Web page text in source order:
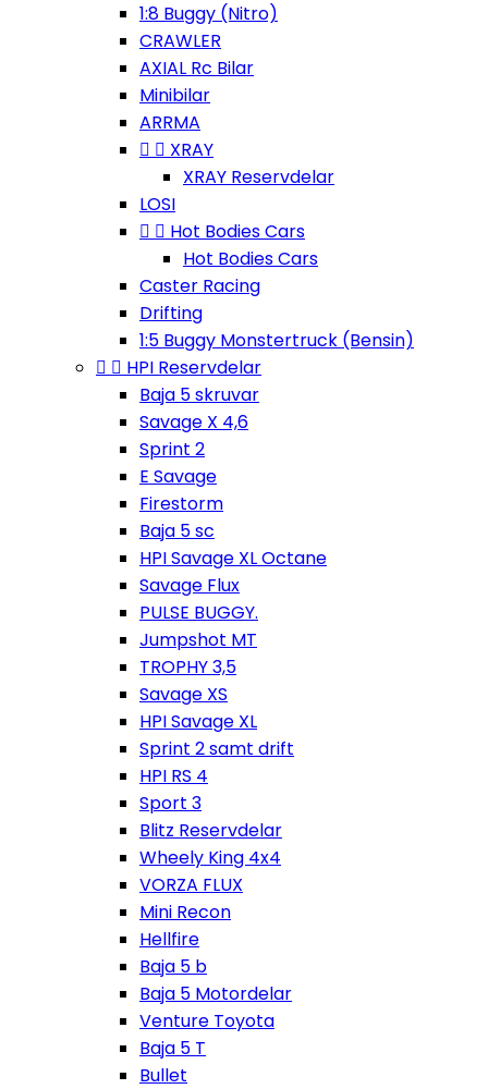
1:8 Buggy (Nitro)
CRAWLER
AXIAL Rc Bilar
Minibilar
ARRMA
  XRAY
XRAY Reservdelar
LOSI
  Hot Bodies Cars
Hot Bodies Cars
Caster Racing
Drifting
1:5 Buggy Monstertruck (Bensin)
  HPI Reservdelar
Baja 5 skruvar
Savage X 4,6
Sprint 2
E Savage
Firestorm
Baja 5 sc
HPI Savage XL Octane
Savage Flux
PULSE BUGGY.
Jumpshot MT
TROPHY 3,5
Savage XS
HPI Savage XL
Sprint 2 samt drift
HPI RS 4
Sport 3
Blitz Reservdelar
Wheely King 4x4
VORZA FLUX
Mini Recon
Hellfire
Baja 5 b
Baja 5 Motordelar
Venture Toyota
Baja 5 T
Bullet